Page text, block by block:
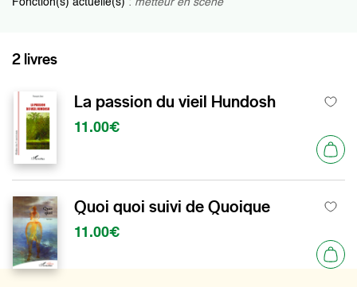
Fonction(s) actuelle(s) : metteur en scène
2 livres
La passion du vieil Hundosh
11.00€
Quoi quoi suivi de Quoique
11.00€